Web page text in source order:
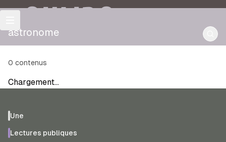
OULIPO
astronome
0 contenus
Chargement…
Une
Lectures publiques